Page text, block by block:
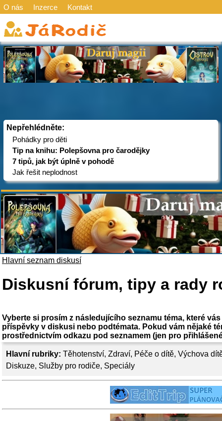
O nás Inzerce Kontakt
Nepřehlédněte:
Pohádky pro děti
Tip na knihu: Polepšovna pro čarodějky
7 tipů, jak být úplně v pohodě
Jak řešit neplodnost
Hlavní rubriky: Těhotenství, Zdraví, Péče o dítě, Výchova
Diskuze, Služby pro rodiče, Speciály
Hlavní seznam diskusí
Diskusní fórum, tipy a rady
Vyberte si prosím z následujícího seznamu téma, které
příspěvky v diskusi nebo podtémata. Pokud vám nějaké
prostřednictvím odkazu pod seznamem (jen pro